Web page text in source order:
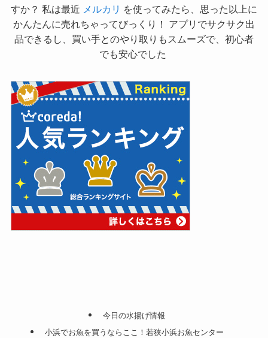
すか？ 私は最近 メルカリ を使ってみたら、思った以上に
かんたんに売れちゃってびっくり！ アプリでサクサク出
品できるし、買い手とのやり取りもスムーズで、初心者
でも安心でした
今日の水揚げ情報
小浜でお魚を買うならここ！若狭小浜お魚センター